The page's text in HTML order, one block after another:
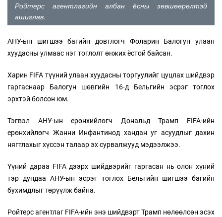
Ройтерс агентлагийн албан ёсны зөвшөөрөлтэй
ашиглав.
АНУ-ын шигшээ багийн довтлогч Фоларин Балогун улаан
хуудасны улмаас нэг тоглолт өнжих ёстой байсан.
Харин FIFA түүний улаан хуудасны торгуулийг цуцлах шийдвэр
гаргаснаар Балогун шөвгийн 16-д Бельгийн эсрэг тоглох
эрхтэй болсон юм.
Тэгвэл АНУ-ын ерөнхийлөгч Дональд Трамп FIFA-ийн
ерөнхийлөгч Жанни Инфантинод хандан уг асуудлыг дахин
нягтлахыг хүссэн талаар эх сурвалжууд мэдээлжээ.
Үүний дараа FIFA дээрх шийдвэрийг гаргасан нь олон хүний
тэр дундаа АНУ-ын эсрэг тоглох Бельгийн шигшээ багийн
бухимдлыг төрүүлж байна.
Ройтерс агентлаг FIFA-ийн энэ шийдвэрт Трамп нөлөөлсөн эсэх